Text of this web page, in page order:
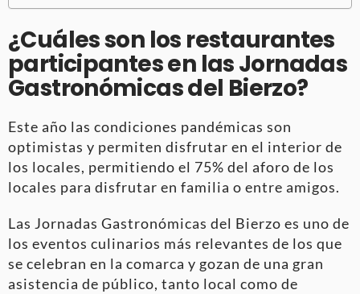
¿Cuáles son los restaurantes
participantes en las Jornadas
Gastronómicas del Bierzo?
Este año las condiciones pandémicas son
optimistas y permiten disfrutar en el interior de
los locales, permitiendo el 75% del aforo de los
locales para disfrutar en familia o entre amigos.
Las Jornadas Gastronómicas del Bierzo es uno de
los eventos culinarios más relevantes de los que
se celebran en la comarca y gozan de una gran
asistencia de público, tanto local como de